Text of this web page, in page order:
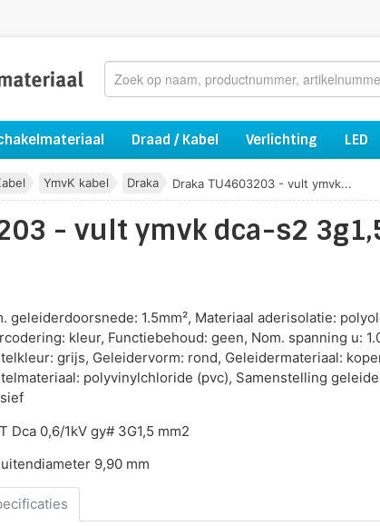
Draad / Kabel Verlichting LED
YmvK kabel Draka Draka TU4603203 - vult ymvk...
- vult ymvk dca-s2
geleiderdoorsnede: 1.5mm², Materiaal aderisolatie:
kleur, Functiebehoud: geen, Nom. spanning u:
grijs, Geleidervorm: rond, Geleidermateriaal:
polyvinylchloride (pvc), Samenstelling
Dca 0,6/1kV gy# 3G1,5 mm2
9,90 mm